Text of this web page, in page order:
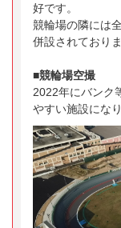
好です。
競輪場の隣には
併設されており
■競輪場空撮
2022年にバンク
やすい施設にな